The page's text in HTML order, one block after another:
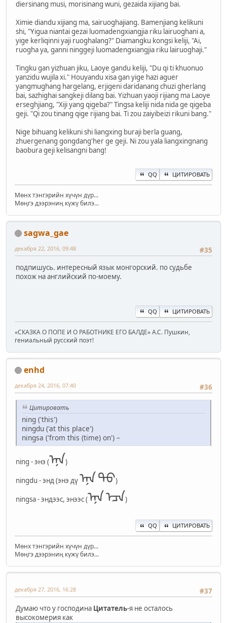
diersinang musi, morisinang wuni, gezaida xijiang bai.
Ximie diandu xijiang ma, sairuoghajiang. Bamenjiang kelikuni
shi, "Yigua niantai gezai luomadengxiangjia riku lairuoghani a,
yige kerliqinni yaji ruoghalang?" Diamangku kongsi keliji, "Ai,
ruogha ya, ganni ninggeji luomadengxiangjia riku lairuoghaji."
Tingku gan yizhuan jiku, Laoye gandu keliji, "Du qi ti khuonuo
yanzidu wujila xi." Houyandu xisa gan yige hazi aguer
yangmughang hargelang, erjigeni daridanang chuzi gherlang
bai, sazhighai sangkeji dilang bai. Yizhuan yaoji rijiang ma Laoye
erseghjiang, "Xiji yang qigeba?" Tingsa keliji nida nida ge qigeba
geji. "Qi zou tinang qige rijiang bai. Ti zou zaiyibeizi rikuni bang."
Nige bihuang kelikuni shi liangxing buraji berla guang,
zhuergenang gongdang'her ge geji. Ni zou yala liangxingnang
baobura geji kelisangni bang!
QQ ЦИТИРОВАТЬ
Мөнх тэнгэрийн хүчүн дүр...
Мөңгэ дээрэниң күжү билэ...
sagwa_gae
#35
декабря 22, 2016, 09:48
подпишусь. интересный язык монгорский. по судьбе
похож на английский по-моему.
QQ ЦИТИРОВАТЬ
«СКАЗКА О ПОПЕ И О РАБОТНИКЕ ЕГО БАЛДЕ» А.С. Пушкин,
гениальный русский поэт!
enhd
#36
декабря 24, 2016, 07:40
Цитировать
ning ('this')
ningdu ('at this place')
ningsa ('from this (time) on') –
ning - энэ (ᠡᠨᠡ)
ningdu - энд (энэ дүᠡᠨᠡ ᠳᠦ)
ningsa - эндээс, энээс (ᠡᠨᠡ ᠡᠴᠡ)
QQ ЦИТИРОВАТЬ
Мөнх тэнгэрийн хүчүн дүр...
Мөңгэ дээрэниң күжү билэ...
#37
декабря 27, 2016, 16:28
Думаю что у господина Цитатель-я не осталось
высокомерия как